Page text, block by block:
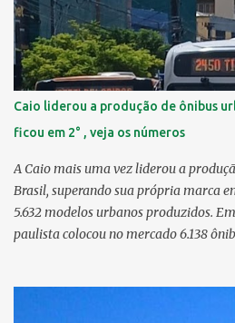
6,29 km² 8º Dois Irmãos 5,85 km² 9º
4,33 km² > no Censo 2010 : 4,34 km²
Censo 2010: 4,26 km² 12º Passarinho
3,80 km² 14º Afogados 3,69 km² 15º
3,26 km² 17º Dois Unidos 3,12 km² 18...
Caio liderou a produção de ônibus
ficou em 2° , veja os números
A Caio mais uma vez liderou a
Brasil, superando sua própria marca
5.632 modelos urbanos produzidos.
paulista colocou no mercado 6.138